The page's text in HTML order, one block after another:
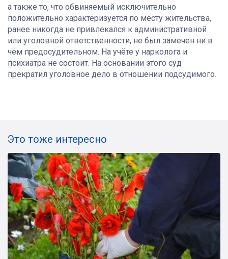
а также то, что обвиняемый исключительно
положительно характеризуется по месту жительства,
ранее никогда не привлекался к административной
или уголовной ответственности, не был замечен ни в
чём предосудительном. На учёте у нарколога и
психиатра не состоит. На основании этого суд
прекратил уголовное дело в отношении подсудимого.
Это тоже интересно